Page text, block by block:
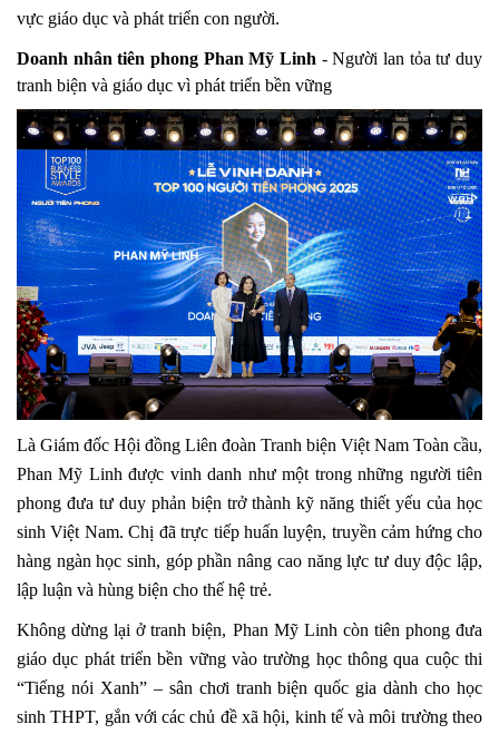
vực giáo dục và phát triển con người.
Doanh nhân tiên phong Phan Mỹ Linh - Người lan tỏa tư duy
tranh biện và giáo dục vì phát triển bền vững
Là Giám đốc Hội đồng Liên đoàn Tranh biện Việt Nam Toàn cầu,
Phan Mỹ Linh được vinh danh như một trong những người tiên
phong đưa tư duy phản biện trở thành kỹ năng thiết yếu của học
sinh Việt Nam. Chị đã trực tiếp huấn luyện, truyền cảm hứng cho
hàng ngàn học sinh, góp phần nâng cao năng lực tư duy độc lập,
lập luận và hùng biện cho thế hệ trẻ.
Không dừng lại ở tranh biện, Phan Mỹ Linh còn tiên phong đưa
giáo dục phát triển bền vững vào trường học thông qua cuộc thi
“Tiếng nói Xanh” – sân chơi tranh biện quốc gia dành cho học
sinh THPT, gắn với các chủ đề xã hội, kinh tế và môi trường theo